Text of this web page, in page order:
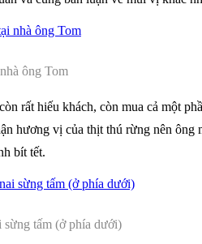
ông Tom
rất hiếu khách, còn mua cả một
hương vị của thịt thú rừng nên
bít tết.
tấm (ở phía dưới)